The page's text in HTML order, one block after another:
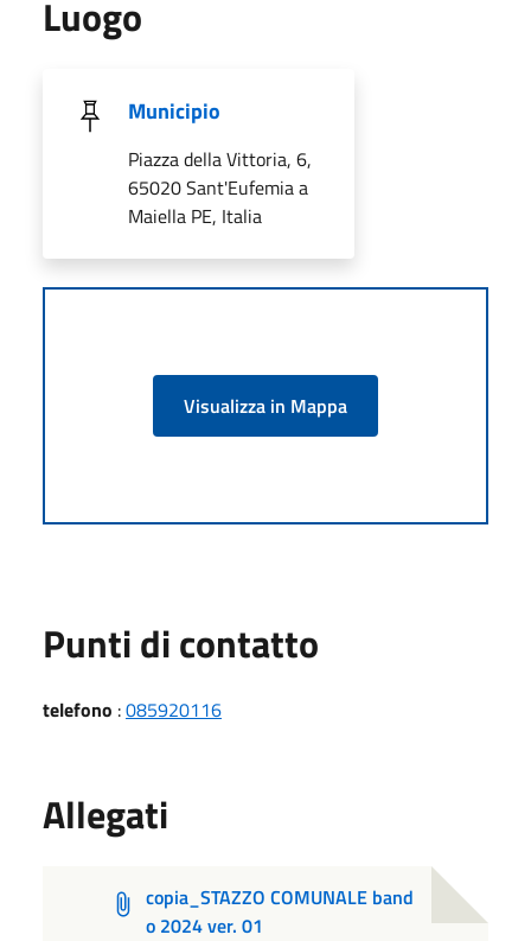
Luogo
Municipio
Piazza della Vittoria, 6,
65020 Sant'Eufemia a
Maiella PE, Italia
Visualizza in Mappa
Punti di contatto
telefono :085920116
Allegati
copia_STAZZO COMUNALE band
o 2024 ver. 01